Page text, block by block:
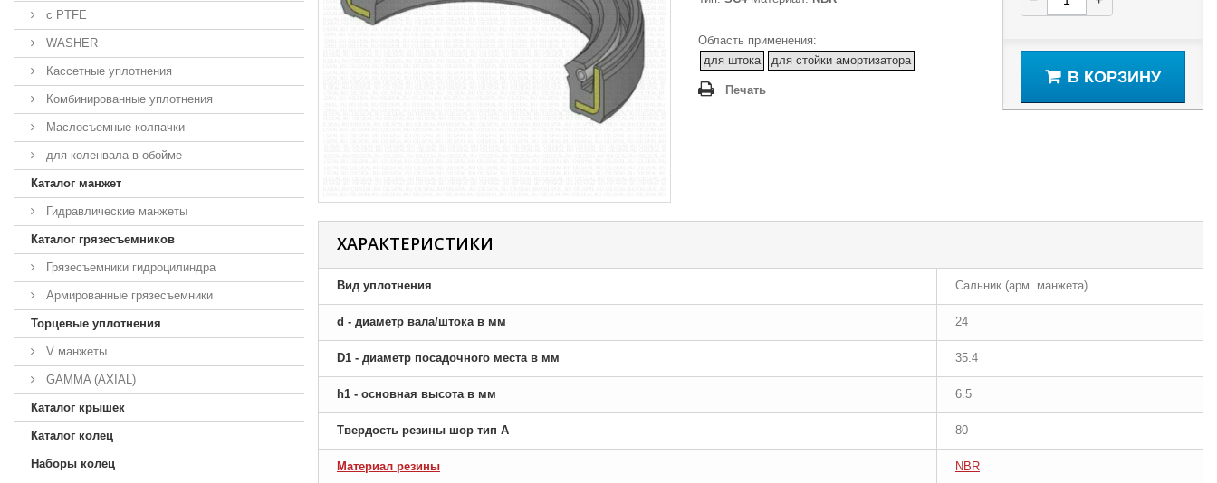
с PTFE
WASHER
Кассетные уплотнения
Комбинированные уплотнения
Маслосъемные колпачки
для коленвала в обойме
Каталог манжет
Гидравлические манжеты
Каталог грязесъемников
Грязесъемники гидроцилиндра
Армированные грязесъемники
Торцевые уплотнения
V манжеты
GAMMA (AXIAL)
Каталог крышек
Каталог колец
Наборы колец
Область применения:
для штока
для стойки амортизатора
Печать
В КОРЗИНУ
ХАРАКТЕРИСТИКИ
Вид уплотнения Сальник (арм. манжета)
d - диаметр вала/штока в мм 24
D1 - диаметр посадочного места в мм 35.4
h1 - основная высота в мм 6.5
Твердость резины шор тип A 80
Материал резины NBR